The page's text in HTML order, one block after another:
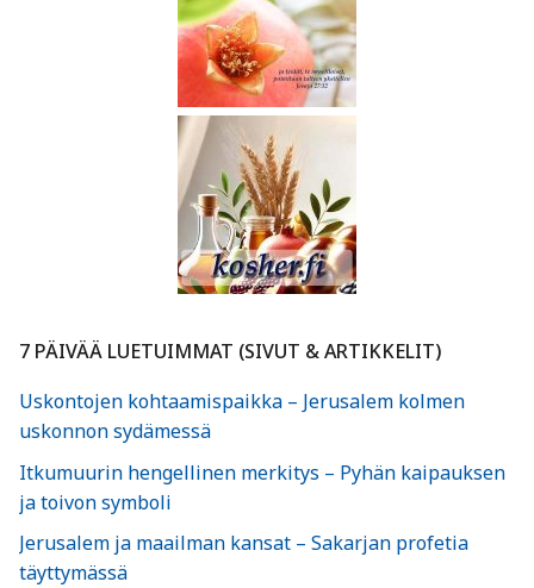
7 PÄIVÄÄ LUETUIMMAT (SIVUT & ARTIKKELIT)
Uskontojen kohtaamispaikka – Jerusalem kolmen
uskonnon sydämessä
Itkumuurin hengellinen merkitys – Pyhän kaipauksen
ja toivon symboli
Jerusalem ja maailman kansat – Sakarjan profetia
täyttymässä